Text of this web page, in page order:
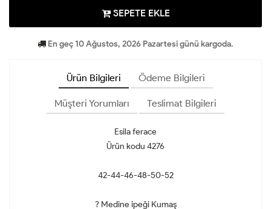
SEPETE EKLE
En geç 10 Ağustos, 2026 Pazartesi günü kargoda.
Ürün Bilgileri Ödeme Bilgileri
Müşteri Yorumları Teslimat Bilgileri
Esila ferace
Ürün kodu 4276
42-44-46-48-50-52
? Medine ipeği Kumaş